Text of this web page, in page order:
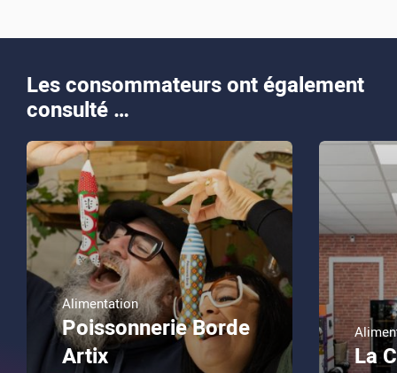
Les consommateurs ont également
consulté …
Alimentation
Poissonnerie Borde
Artix
La